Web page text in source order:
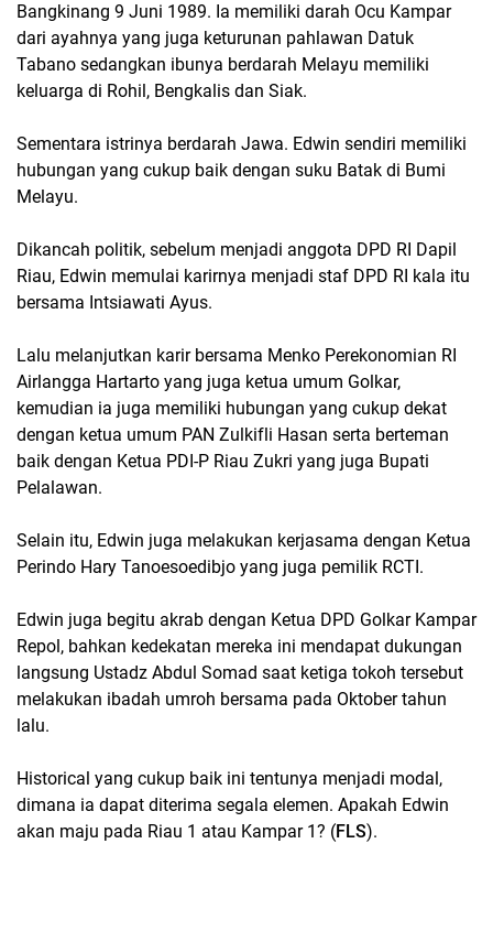
Bangkinang 9 Juni 1989. Ia memiliki darah Ocu Kampar
dari ayahnya yang juga keturunan pahlawan Datuk
Tabano sedangkan ibunya berdarah Melayu memiliki
keluarga di Rohil, Bengkalis dan Siak.
Sementara istrinya berdarah Jawa. Edwin sendiri memiliki
hubungan yang cukup baik dengan suku Batak di Bumi
Melayu.
Dikancah politik, sebelum menjadi anggota DPD RI Dapil
Riau, Edwin memulai karirnya menjadi staf DPD RI kala itu
bersama Intsiawati Ayus.
Lalu melanjutkan karir bersama Menko Perekonomian RI
Airlangga Hartarto yang juga ketua umum Golkar,
kemudian ia juga memiliki hubungan yang cukup dekat
dengan ketua umum PAN Zulkifli Hasan serta berteman
baik dengan Ketua PDI-P Riau Zukri yang juga Bupati
Pelalawan.
Selain itu, Edwin juga melakukan kerjasama dengan Ketua
Perindo Hary Tanoesoedibjo yang juga pemilik RCTI.
Edwin juga begitu akrab dengan Ketua DPD Golkar Kampar
Repol, bahkan kedekatan mereka ini mendapat dukungan
langsung Ustadz Abdul Somad saat ketiga tokoh tersebut
melakukan ibadah umroh bersama pada Oktober tahun
lalu.
Historical yang cukup baik ini tentunya menjadi modal,
dimana ia dapat diterima segala elemen. Apakah Edwin
akan maju pada Riau 1 atau Kampar 1? (FLS).